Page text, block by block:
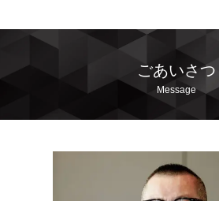
ごあいさつ
Message